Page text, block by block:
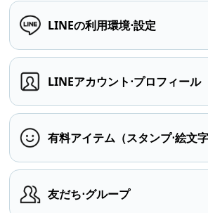
LINEの利用環境⋅設定
LINEアカウント⋅プロフィール
有料アイテム（スタンプ⋅絵文字
友だち⋅グループ